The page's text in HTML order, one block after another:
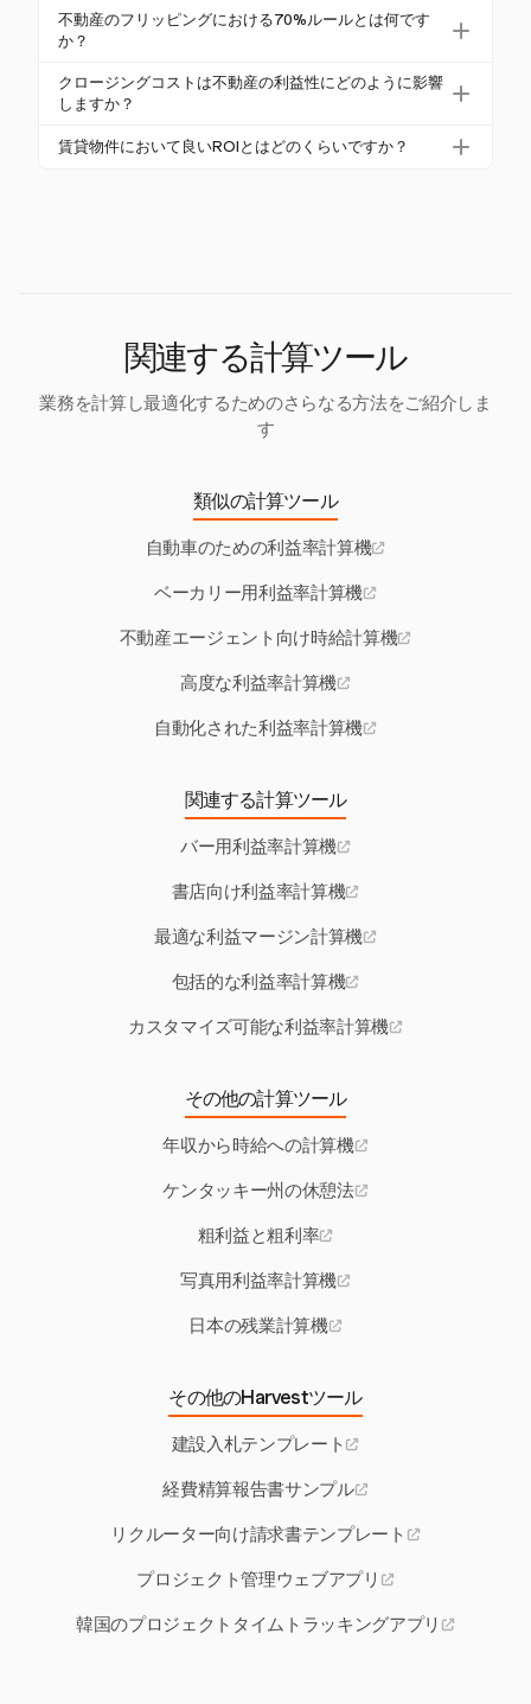
状況を組み込むことで、現実的な利益予測を提供し
ます。
はい、不動産専用の計算機はリノベーション費用や
市場動向、価値の上昇率などの要素を考慮し、粗利
す。
不動産のフリッピングにおける70%ルールとは何です
か？
70%ルールは、投資家が物件の修理後の価値（AR
V）から推定修理費用を引いた額の70%を超えて支払
リッピングでの利益を確保できます。
クロージングコストは不動産の利益性にどのように影響
しますか？
クロージングコストは通常、販売価格の2%から5%
賃貸物件において良いROIとはどのくらいですか？
関連する計算ツール
業務を計算し最適化するためのさらなる方法をご紹介しま
す
類似の計算ツール
自動車のための利益率計算機
ベーカリー用利益率計算機
不動産エージェント向け時給計算機
高度な利益率計算機
自動化された利益率計算機
関連する計算ツール
バー用利益率計算機
書店向け利益率計算機
最適な利益マージン計算機
包括的な利益率計算機
カスタマイズ可能な利益率計算機
その他の計算ツール
年収から時給への計算機
ケンタッキー州の休憩法
粗利益と粗利率
写真用利益率計算機
日本の残業計算機
その他のHarvestツール
建設入札テンプレート
経費精算報告書サンプル
リクルーター向け請求書テンプレート
プロジェクト管理ウェブアプリ
韓国のプロジェクトタイムトラッキングアプリ